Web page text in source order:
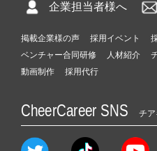
企業担当者様へ
掲載企業様の声 採用イベント
ベンチャー合同研修
人材紹介
動画制作
採用代行
CheerCareer SNS チ